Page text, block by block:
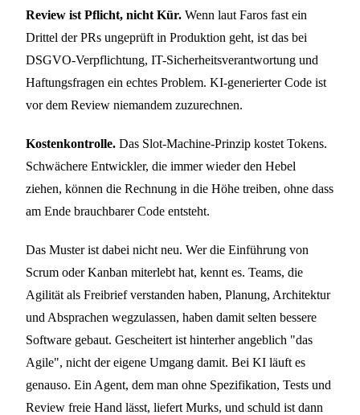
Review ist Pflicht, nicht Kür. Wenn laut Faros fast ein
Drittel der PRs ungeprüft in Produktion geht, ist das bei
DSGVO-Verpflichtung, IT-Sicherheitsverantwortung und
Haftungsfragen ein echtes Problem. KI-generierter Code ist
vor dem Review niemandem zuzurechnen.
Kostenkontrolle. Das Slot-Machine-Prinzip kostet Tokens.
Schwächere Entwickler, die immer wieder den Hebel
ziehen, können die Rechnung in die Höhe treiben, ohne dass
am Ende brauchbarer Code entsteht.
Das Muster ist dabei nicht neu. Wer die Einführung von
Scrum oder Kanban miterlebt hat, kennt es. Teams, die
Agilität als Freibrief verstanden haben, Planung, Architektur
und Absprachen wegzulassen, haben damit selten bessere
Software gebaut. Gescheitert ist hinterher angeblich "das
Agile", nicht der eigene Umgang damit. Bei KI läuft es
genauso. Ein Agent, dem man ohne Spezifikation, Tests und
Review freie Hand lässt, liefert Murks, und schuld ist dann